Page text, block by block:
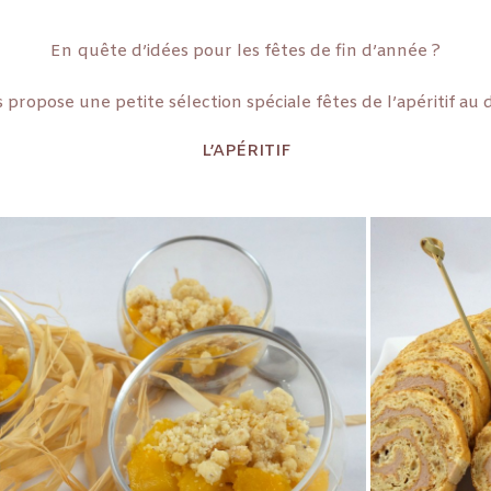
En quête d’idées pour les fêtes de fin d’année ?
propose une petite sélection spéciale fêtes de l’apéritif au
L’APÉRITIF